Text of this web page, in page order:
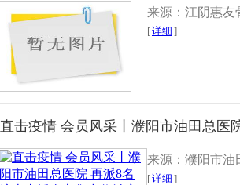
来源：江阴惠友
[详细 ]
直击疫情 会员风采丨濮阳市油田总医
来源：濮阳市油
[详细 ]